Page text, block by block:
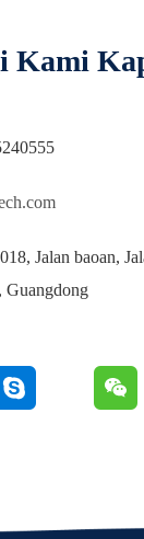
Kami
Jalan baoan,
Guangdong